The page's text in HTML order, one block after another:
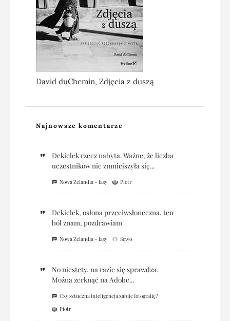
David duChemin, Zdjęcia z duszą
Najnowsze komentarze
Dekielek rzecz nabyta. Ważne, że liczba
uczestników nie zmniejszyła się...
Nowa Zelandia – lasy Piotr
Dekielek, osłona przeciwsłoneczna, ten
ból znam, pozdrawiam
Nowa Zelandia – lasy Sewo
No niestety, na razie się sprawdza.
Można zerknąć na Adobe...
Czy sztuczna inteligencja zabije fotografię?
Piotr